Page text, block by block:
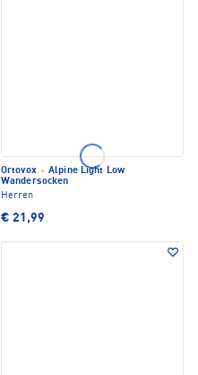
Ortovox · Alpine Light Low
Wandersocken
Herren
€ 21,99